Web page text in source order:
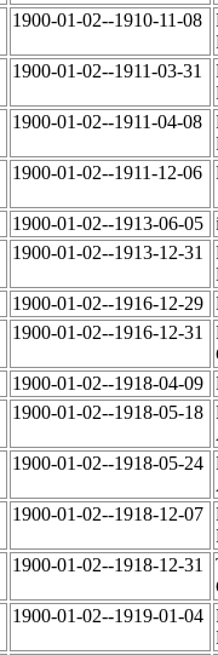
1900-01-02--1910-11-08
1900-01-02--1911-03-31
1900-01-02--1911-04-08
1900-01-02--1911-12-06
1900-01-02--1913-06-05
1900-01-02--1913-12-31
1900-01-02--1916-12-29
1900-01-02--1916-12-31
1900-01-02--1918-04-09
1900-01-02--1918-05-18
1900-01-02--1918-05-24
1900-01-02--1918-12-07
1900-01-02--1918-12-31
1900-01-02--1919-01-04